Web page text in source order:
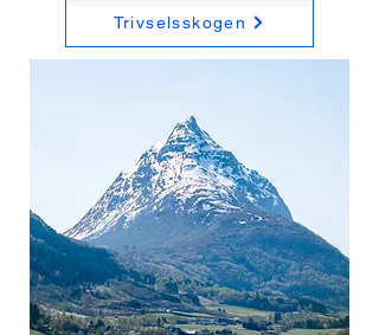
Trivselsskogen